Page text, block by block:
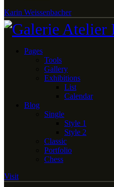
Karin Weissenbacher
Pages
Tools
Gallery
Exhibitions
List
Calendar
Blog
Single
Style 1
Style 2
Classic
Portfolio
Chess
Visit